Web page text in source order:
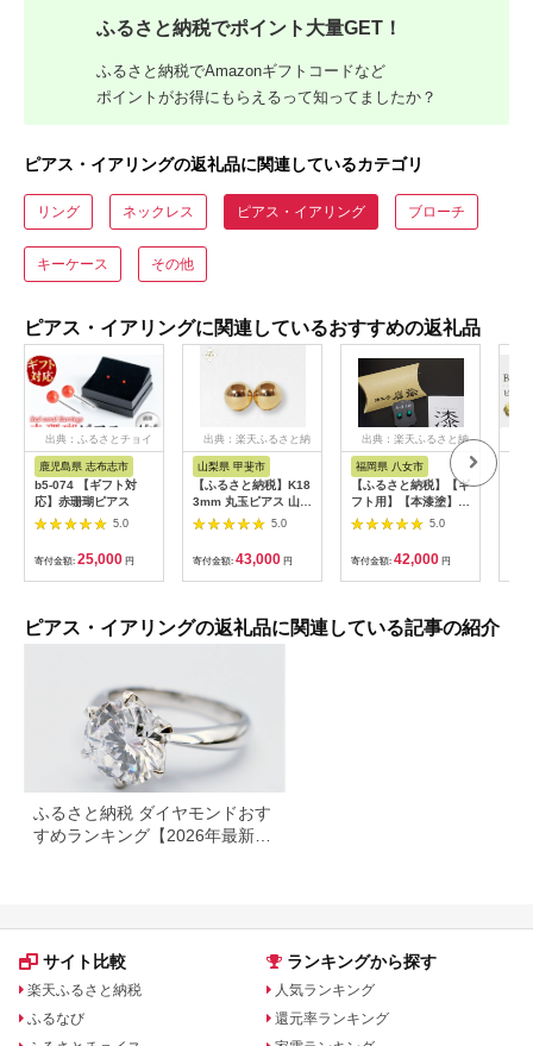
ふるさと納税でポイント大量GET！
ふるさと納税でAmazonギフトコードなど
ポイントがお得にもらえるって知ってましたか？
ピアス・イアリングの返礼品に関連しているカテゴリ
リング ネックレス ピアス・イアリング ブローチ
キーケース その他
ピアス・イアリングに関連しているおすすめの返礼品
出典：ふるさとチョイ
鹿児島県 志布志市
b5-074 【ギフト対
応】赤珊瑚ピアス
5.0
寄付金額: 25,000 円
出典：楽天ふるさと納
山梨県 甲斐市
【ふるさと納税】K18
3mm 丸玉ピアス 山梨
スタッドピアス ゴー
ルドピアス ピアス シ
ンプルピアス K18 イ
エローゴールド ジュ
エリー アクセサリー
5.0
寄付金額: 43,000 円
出典：楽天ふるさと納
福岡県 八女市
【ふるさと納税】【ギ
フト用】【本漆塗】漆
ピアス(メタリックグ
リーン)10ミリ玉《イ
ヤリング可》 アクセ
サリー 装飾品 上品 艶
感 軽量 オシャレ 職人
5.0
寄付金額: 42,000 円
ピアス・イアリングの返礼品に関連している記事の紹介
ふるさと納税 ダイヤモンドおす
すめランキング【2026年最新】
サイト比較
楽天ふるさと納税
ふるなび
ランキングから探す
人気ランキング
還元率ランキング